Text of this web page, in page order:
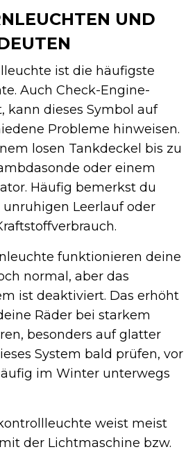
UND
ist die häufigste
Auch Check-Engine-
kann dieses Symbol auf
Probleme hinweisen.
losen Tankdeckel bis zu
oder einem
Häufig bemerkst du
unruhigen Leerlauf oder
funktionieren deine
normal, aber das
ist deaktiviert. Das erhöht
Räder bei starkem
besonders auf glatter
System bald prüfen, vor
im Winter unterwegs
weist meist
der Lichtmaschine bzw.